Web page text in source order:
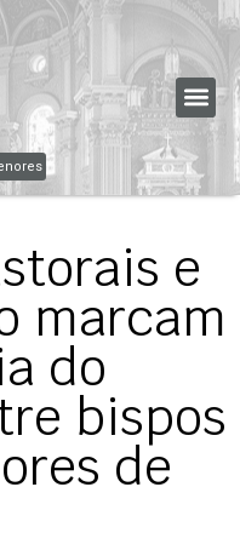
e
marcam
do
bispos
de